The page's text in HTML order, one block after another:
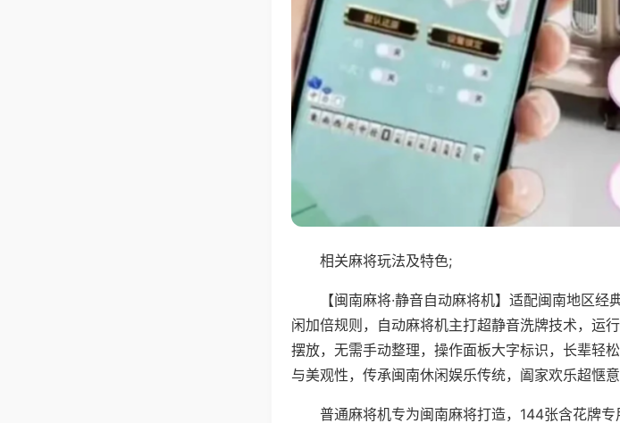
相关麻将玩法及特色;
【闽南麻将·静音自动麻将机】适配闽南地区
闲加倍规则，自动麻将机主打超静音洗牌技术，运
摆放，无需手动整理，操作面板大字标识，长辈轻
与美观性，传承闽南休闲娱乐传统，阖家欢乐超惬意
普通麻将机专为闽南麻将打造，144张含花牌